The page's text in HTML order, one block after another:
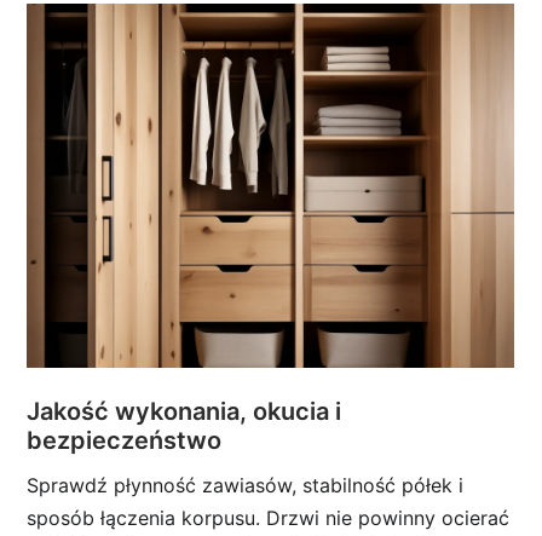
Jakość wykonania, okucia i
bezpieczeństwo
Sprawdź płynność zawiasów, stabilność półek i
sposób łączenia korpusu. Drzwi nie powinny ocierać